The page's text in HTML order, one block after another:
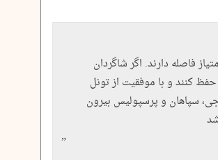
فاصله دارند. اگر شاگردان
کنند و با موفقیت از تونل
سپاهان و پرسپولیس بیرون